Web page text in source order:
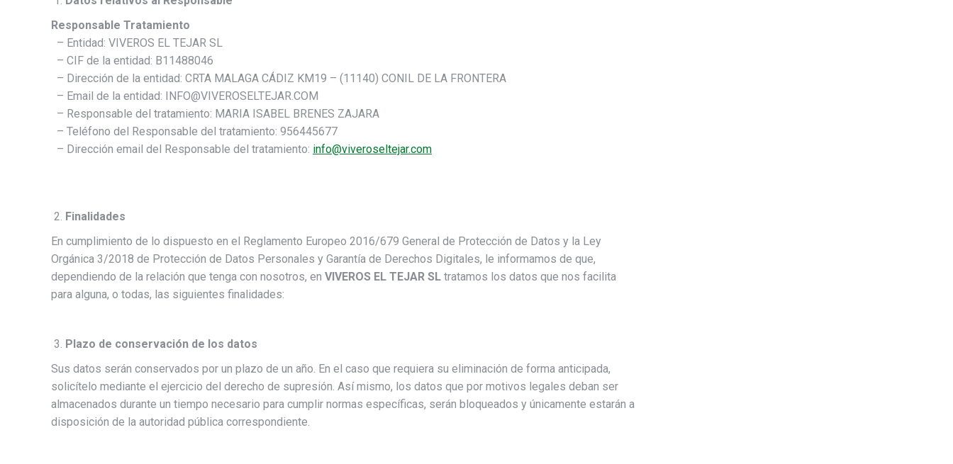
Responsable Tratamiento
– Entidad: VIVEROS EL TEJAR SL
– CIF de la entidad: B11488046
– Dirección de la entidad: CRTA MALAGA CÁDIZ KM19 – (11140) CONIL DE LA FRONTERA
– Email de la entidad: INFO@VIVEROSELTEJAR.COM
– Responsable del tratamiento: MARIA ISABEL BRENES ZAJARA
– Teléfono del Responsable del tratamiento: 956445677
– Dirección email del Responsable del tratamiento: info@viveroseltejar.com
Finalidades
En cumplimiento de lo dispuesto en el Reglamento Europeo 2016/679 General de Protección de Datos y la Ley
Orgánica 3/2018 de Protección de Datos Personales y Garantía de Derechos Digitales, le informamos de que,
dependiendo de la relación que tenga con nosotros, en VIVEROS EL TEJAR SL tratamos los datos que nos facilita
para alguna, o todas, las siguientes finalidades:
Plazo de conservación de los datos
Sus datos serán conservados por un plazo de un año. En el caso que requiera su eliminación de forma anticipada,
solicítelo mediante el ejercicio del derecho de supresión. Así mismo, los datos que por motivos legales deban ser
almacenados durante un tiempo necesario para cumplir normas específicas, serán bloqueados y únicamente estarán a
disposición de la autoridad pública correspondiente.